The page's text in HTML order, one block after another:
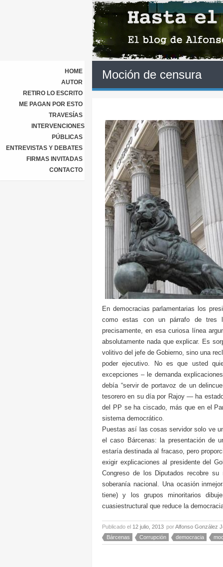
HOME
AUTOR
RETIRO LO ESCRITO
ME PAGAN POR ESTO
TRAVESÍAS
INTERVENCIONES
PÚBLICAS
ENTREVISTAS Y DEBATES
FIRMAS INVITADAS
CONTACTO
Moción de censura
En democracias parlamentarias los
como estas con un párrafo de tres
precisamente, en esa curiosa línea
absolutamente nada que explicar. Es
volitivo del jefe de Gobierno, sino una
poder ejecutivo. No es que usted
excepciones – le demanda
debía “servir de portavoz de un
tesorero en su día por Rajoy — ha
del PP se ha ciscado, más que en el
sistema democrático.
Puestas así las cosas servidor solo ve
el caso Bárcenas: la presentación de
estaría destinada al fracaso, pero
exigir explicaciones al presidente del
Congreso de los Diputados recobre
soberanía nacional. Una ocasión
tiene) y los grupos minoritarios
cuasiestructural que reduce la
Publicado el 12 julio, 2013 porAlfonso González
Bárcenas
Corrupción democracia